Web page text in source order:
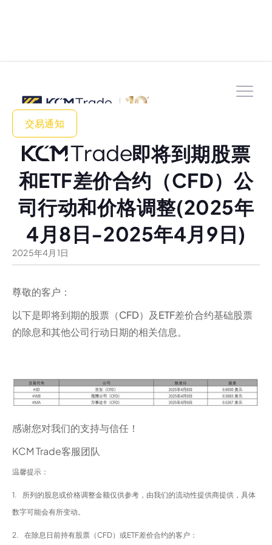
交易通知
即将到期股票
和ETF差价合约（CFD）公
司行动和价格调整(2025年
4月8日-2025年4月9日)
2025年4 月 1日
尊敬的客户：
以下是即将到期的股票（CFD）及ETF差价合约基础股票
的除息和其他公司行动日期的相关信息。
感谢您对我们的支持与信任！
KCM Trade客服团队
温馨提示：
1. 所列的股息或价格调整金额仅供参考，由我们的流动性提供商提供，具体
数字可能会有所变动。
2. 在除息日前持有股票（CFD）或ETF差价合约的客户：